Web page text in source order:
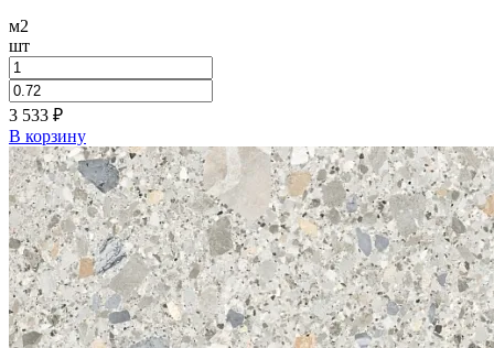
м2
шт
3 533 ₽
В корзину